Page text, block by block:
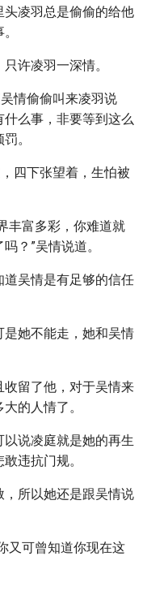
凌羽总是偷偷的给他
许凌羽一深情。
情偷偷叫来凌羽说
么事，非要等到这么
。
四下张望着，生怕被
丰富多彩，你难道就
？”吴情说道。
吴情是有足够的信任
她不能走，她和吴情
留了他，对于吴情来
的人情了。
说凌庭就是她的再生
违抗门规。
所以她还是跟吴情说
又可曾知道你现在这